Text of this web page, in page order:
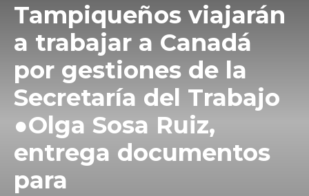
Tampiqueños viajarán
a trabajar a Canadá
por gestiones de la
Secretaría del Trabajo
●Olga Sosa Ruiz,
entrega documentos
para